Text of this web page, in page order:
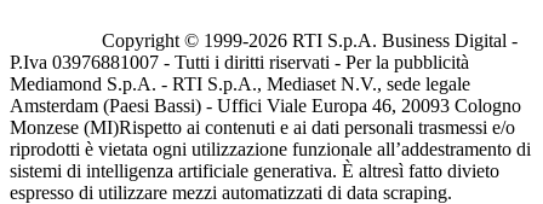
Copyright © 1999-2026 RTI S.p.A. Business Digital -
P.Iva 03976881007 - Tutti i diritti riservati - Per la pubblicità
Mediamond S.p.A. - RTI S.p.A., Mediaset N.V., sede legale
Amsterdam (Paesi Bassi) - Uffici Viale Europa 46, 20093 Cologno
Monzese (MI)Rispetto ai contenuti e ai dati personali trasmessi e/o
riprodotti è vietata ogni utilizzazione funzionale all’addestramento di
sistemi di intelligenza artificiale generativa. È altresì fatto divieto
espresso di utilizzare mezzi automatizzati di data scraping.